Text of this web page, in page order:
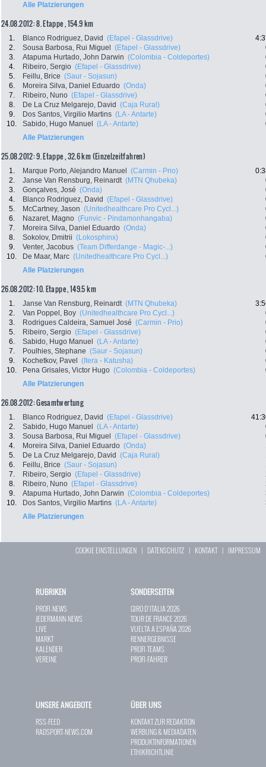
Alle Platzierungen
24.08.2012: 8. Etappe , 154.9 km
1. Blanco Rodriguez, David (Efapel - Glassdrive)
2.
Sousa Barbosa, Rui Miguel (Efapel - Glassdrive)
3.
Atapuma Hurtado, John Darwin (Colombia - Coldeportes)
4.
Ribeiro, Sergio (Efapel - Glassdrive)
5.
Feillu, Brice (Saur - Sojasun)
6.
Moreira Silva, Daniel Eduardo (Onda)
7.
Ribeiro, Nuno (Efapel - Glassdrive)
8.
De La Cruz Melgarejo, David (Caja Rural)
9.
Dos Santos, Virgilio Martins (LA - Antarte)
10.
Sabido, Hugo Manuel (LA - Antarte)
Alle Platzierungen
25.08.2012: 9. Etappe , 32.6 km (Einzelzeitfahren)
1. Marque Porto, Alejandro Manuel (Carmin - Prio)
2.
Janse Van Rensburg, Reinardt (MTN Qhubeka)
3.
Gonçalves, José (Onda)
4.
Blanco Rodriguez, David (Efapel - Glassdrive)
5.
McCartney, Jason (Unitedhealthcare Pro Cycl...)
6.
Nazaret, Magno (Funvic - Pindamonhangaba)
7.
Moreira Silva, Daniel Eduardo (Onda)
8.
Sokolov, Dmitrii (Lokosphinx)
9.
Venter, Jacobus (Team Differdange - Magic-...)
10.
De Maar, Marc (Unitedhealthcare Pro Cycl...)
Alle Platzierungen
26.08.2012: 10. Etappe , 149.5 km
1. Janse Van Rensburg, Reinardt (MTN Qhubeka)
2.
Van Poppel, Boy (Unitedhealthcare Pro Cycl...)
3.
Rodrigues Caldeira, Samuel José (Carmin - Prio)
5.
Ribeiro, Sergio (Efapel - Glassdrive)
6.
Sabido, Hugo Manuel (LA - Antarte)
7.
Poulhies, Stephane (Saur - Sojasun)
9.
Kochetkov, Pavel (Itera - Katusha)
10.
Pena Grisales, Victor Hugo (Colombia - Coldeportes)
Alle Platzierungen
26.08.2012: Gesamtwertung
1. Blanco Rodriguez, David (Efapel - Glassdrive)
2.
Sabido, Hugo Manuel (LA - Antarte)
3.
Sousa Barbosa, Rui Miguel (Efapel - Glassdrive)
4.
Moreira Silva, Daniel Eduardo (Onda)
5.
De La Cruz Melgarejo, David (Caja Rural)
6.
Feillu, Brice (Saur - Sojasun)
7.
Ribeiro, Sergio (Efapel - Glassdrive)
8.
Ribeiro, Nuno (Efapel - Glassdrive)
9.
Atapuma Hurtado, John Darwin (Colombia - Coldeportes)
10.
Dos Santos, Virgilio Martins (LA - Antarte)
Alle Platzierungen
COOKIE EINSTELLUNGEN | DATENSCHUTZ | KONTAKT| IMPRESSUM
RUBRIKEN
PROFI-NEWS
JEDERMANN-NEWS
LIVE
MARKT
KALENDER
VEREINE
SONDERSEITEN
GIRO D`ITALIA 2026
TOUR DE FRANCE 2026
VUELTA A ESPAÑA 2026
RENNERGEBNISSE
PROFI-TEAMS
PROFI-FAHRER
UNSERE ANGEBOTE
RSS-FEED
RADSPORT-NEWS.COM
ÜBER UNS
KONTAKT ZUR REDAKTION
WERBUNG & MEDIADATEN
PRODUKTINFORMATIONEN
ETHIKRICHTLINIE